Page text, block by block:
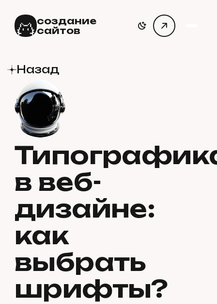
создание
сайтов
Назад
в веб-
дизайне:
как
выбрать
шрифты?